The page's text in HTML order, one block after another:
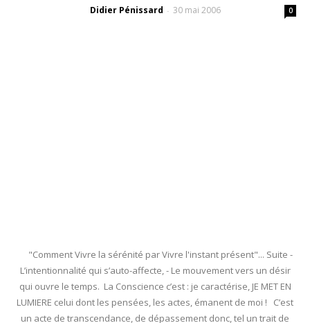
Didier Pénissard - 30 mai 2006 0
"Comment Vivre la sérénité par Vivre l'instant présent"... Suite -
L’intentionnalité qui s’auto-affecte, - Le mouvement vers un désir
qui ouvre le temps. La Conscience c’est : je caractérise, JE MET EN
LUMIERE celui dont les pensées, les actes, émanent de moi ! C’est
un acte de transcendance, de dépassement donc, tel un trait de